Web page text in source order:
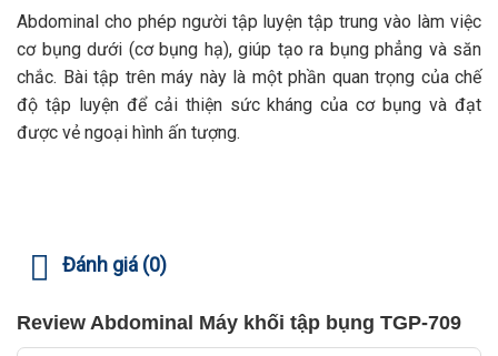
Abdominal cho phép người tập luyện tập trung vào làm việc
cơ bụng dưới (cơ bụng hạ), giúp tạo ra bụng phẳng và săn
chắc. Bài tập trên máy này là một phần quan trọng của chế
độ tập luyện để cải thiện sức kháng của cơ bụng và đạt
được vẻ ngoại hình ấn tượng.
Đánh giá (0)
Review Abdominal Máy khối tập bụng TGP-709